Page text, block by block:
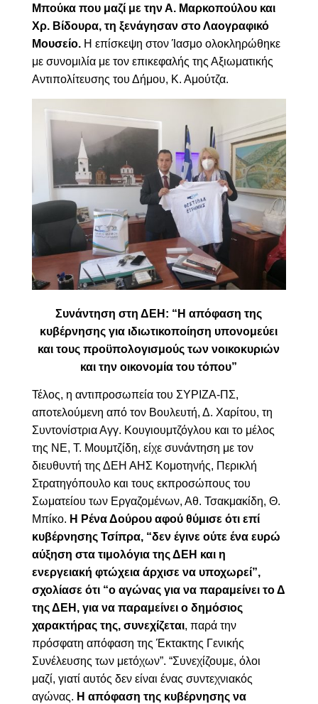
Μπούκα που μαζί με την Α. Μαρκοπούλου και
Χρ. Βίδουρα, τη ξενάγησαν στο Λαογραφικό
Μουσείο.Η επίσκεψη στον Ίασμο ολοκληρώθηκε
με συνομιλία με τον επικεφαλής της Αξιωματικής
Αντιπολίτευσης του Δήμου, Κ. Αμούτζα.
Συνάντηση στη ΔΕΗ: “Η απόφαση της
κυβέρνησης για ιδιωτικοποίηση υπονομεύει
και τους προϋπολογισμούς των νοικοκυριών
και την οικονομία του τόπου”
Τέλος, η αντιπροσωπεία του ΣΥΡΙΖΑ-ΠΣ,
αποτελούμενη από τον Βουλευτή, Δ. Χαρίτου, τη
Συντονίστρια Αγγ. Κουγιουμτζόγλου και το μέλος
της ΝΕ, Τ. Μουμτζίδη, είχε συνάντηση με τον
διευθυντή της ΔΕΗ ΑΗΣ Κομοτηνής, Περικλή
Στρατηγόπουλο και τους εκπροσώπους του
Σωματείου των Εργαζομένων, Αθ. Τσακμακίδη, Θ.
Μπίκο. Η Ρένα Δούρου αφού θύμισε ότι επί
κυβέρνησης Τσίπρα, “δεν έγινε ούτε ένα ευρώ
αύξηση στα τιμολόγια της ΔΕΗ και η
ενεργειακή φτώχεια άρχισε να υποχωρεί”,
σχολίασε ότι “ο αγώνας για να παραμείνει το Δ
της ΔΕΗ, για να παραμείνει ο δημόσιος
χαρακτήρας της, συνεχίζεται, παρά την
πρόσφατη απόφαση της Έκτακτης Γενικής
Συνέλευσης των μετόχων”. “Συνεχίζουμε, όλοι
μαζί, γιατί αυτός δεν είναι ένας συντεχνιακός
αγώνας. Η απόφαση της κυβέρνησης να